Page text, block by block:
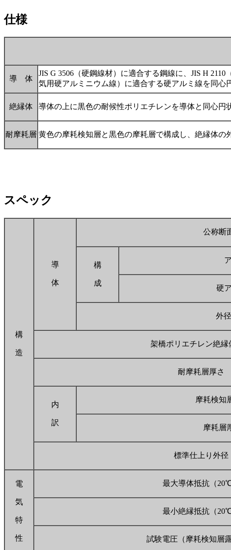
仕様
導 体
JIS G 3506（硬鋼線材）に適合する鋼線に、JIS H
気用硬アルミニウム線）に適合する硬アルミ線を同心
絶縁体 導体の上に黒色の耐候性ポリエチレンを導体と同心円
耐摩耗層 黄色の摩耗検知層と黒色の摩耗層で構成し、絶縁体の
スペック
構
造
導
体
公称断
構
成
硬
外径
架橋ポリエチレン絶縁
耐摩耗層厚さ
内
訳
摩耗検知
摩耗層
標準仕上り外径
電
気
特
性
最大導体抵抗（20℃
最小絶縁抵抗（20℃
試験電圧（摩耗検知層露